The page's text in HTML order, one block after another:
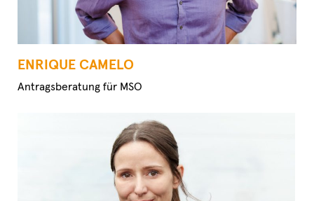
ENRIQUE CAMELO
Antragsberatung für MSO